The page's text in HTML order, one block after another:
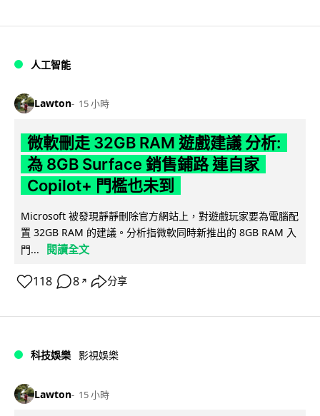
人工智能
Lawton 15 小時
微軟刪走 32GB RAM 遊戲建議 分析:
為 8GB Surface 銷售鋪路 連自家
Copilot+ 門檻也未到
Microsoft 被發現靜靜刪除官方網站上，對遊戲玩家要為電腦配
置 32GB RAM 的建議。分析指微軟同時新推出的 8GB RAM 入
門...
閱讀全文
118 8 ↗ 分享
科技娛樂 影視娛樂
Lawton 15 小時